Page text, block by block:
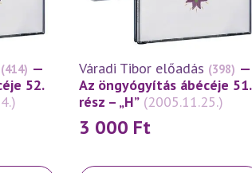
(414) —
52.
Váradi Tibor előadás (398) —
Az öngyógyítás ábécéje 51.
rész – „H” (2005.11.25.)
3 000 Ft